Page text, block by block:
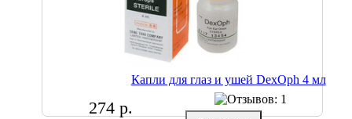
Капли для глаз и ушей DexOph 4 мл
274 р.